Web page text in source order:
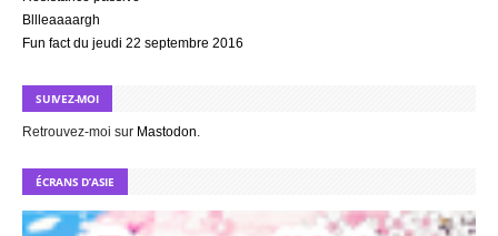
Bllleaaaargh
Fun fact du jeudi 22 septembre 2016
SUIVEZ-MOI
Retrouvez-moi sur Mastodon
ÉCRANS D’ASIE